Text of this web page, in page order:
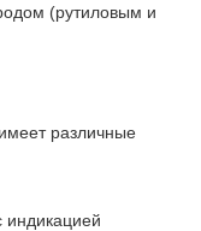
(рутиловым и
различные